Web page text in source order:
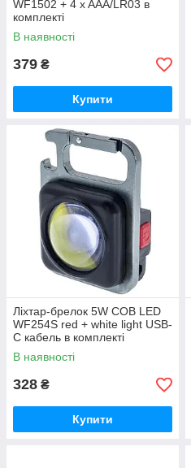
WF1502 + 4 x AAA/LR03 в
комплекті
В наявності
379 ₴
Купити
Ліхтар-брелок 5W COB LED
WF254S red + white light USB-
C кабель в комплекті
В наявності
328 ₴
Купити